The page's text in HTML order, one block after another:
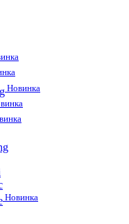
Новинка
Новинка